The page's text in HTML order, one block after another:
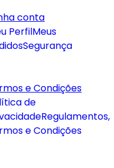
conta
PerfilMeus
Segurança
e Condições
de
Regulamentos,
e Condições